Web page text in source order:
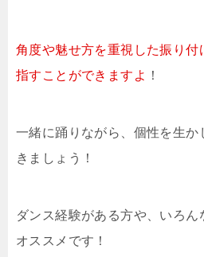
角度や魅せ方を重視した振り付
指すことができますよ ！
一緒に踊りながら、個性を生か
きましょう！
ダンス経験がある方や、いろん
オススメです！